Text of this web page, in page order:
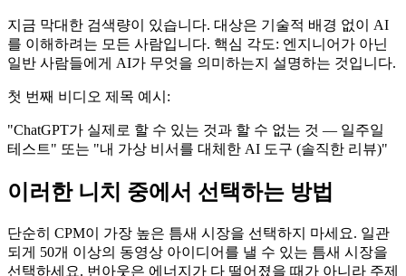
지금 막대한 검색량이 있습니다. 대상은 기술적 배경 없이 AI
를 이해하려는 모든 사람입니다. 핵심 각도: 엔지니어가 아닌
일반 사람들에게 AI가 무엇을 의미하는지 설명하는 것입니다.
첫 번째 비디오 제목 예시:
"ChatGPT가 실제로 할 수 있는 것과 할 수 없는 것 — 일주일
테스트" 또는 "내 가상 비서를 대체한 AI 도구 (솔직한 리뷰)"
이러한 니치 중에서 선택하는 방법
단순히 CPM이 가장 높은 틈새 시장을 선택하지 마세요. 일관
되게 50개 이상의 동영상 아이디어를 낼 수 있는 틈새 시장을
선택하세요. 번아웃은 에너지가 다 떨어졌을 때가 아니라 주제